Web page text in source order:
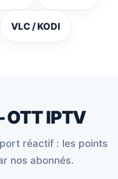
VLC / KODI
IPTV
réactif : les points
nos abonnés.